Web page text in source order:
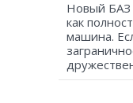
Новый БАЗ
как
машина.